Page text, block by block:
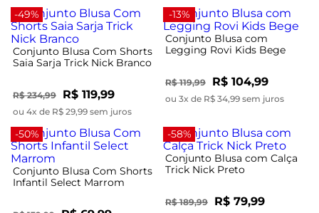
-49%
Conjunto Blusa Com Shorts
Saia Sarja Trick Nick Branco
R$ 234,99 R$ 119,99
ou 4x de R$ 29,99 sem juros
-13%
Conjunto Blusa com
Legging Rovi Kids Bege
R$ 119,99 R$ 104,99
ou 3x de R$ 34,99 sem juros
-50%
Conjunto Blusa Com Shorts
Infantil Select Marrom
-58%
Conjunto Blusa com Calça
Trick Nick Preto
R$ 189,99 R$ 79,99